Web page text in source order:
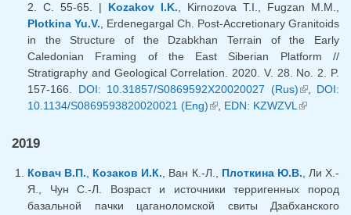
2. С. 55-65. | Kozakov I.K., Kirnozova T.I., Fugzan M.M.,
Plotkina Yu.V., Erdenegargal Ch. Post-Accretionary Granitoids
in the Structure of the Dzabkhan Terrain of the Early
Caledonian Framing of the East Siberian Platform //
Stratigraphy and Geological Correlation. 2020. V. 28. No. 2. P.
157-166. DOI: 10.31857/S0869592X20020027 (Rus)(внешняя
ссылка)
, DOI:
10.1134/S0869593820020021 (Eng)(внешняя ссылка)
, EDN: KZWZVL(внешняя
2019
Ковач В.П. Козаков И.К. , Ван К.-Л., Плоткина Ю.В. , Ли Х.-
Я., Чун С.-Л. Возраст и источники терригенных пород
базальной пачки цаганоломской свиты Дзабханского